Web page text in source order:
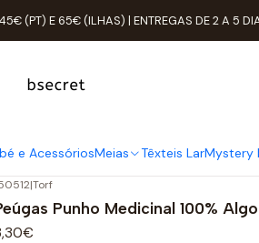
e AcessóriosMeias Têxteis LarMystery
(PT) E 65€ (ILHAS) | ENTREGAS DE 2 A 5
Homem Meias
Meias
|Torf
Punho Medicinal 100%